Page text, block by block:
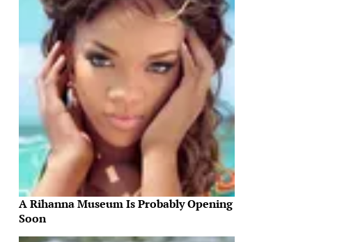
A Rihanna Museum Is Probably Opening
Soon